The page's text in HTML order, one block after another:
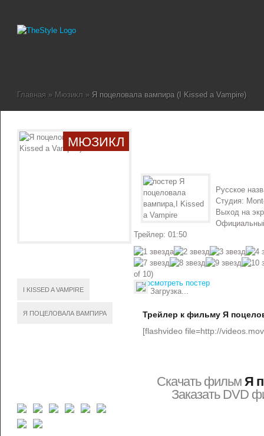
Главная » Мюзикл » Я поцеловала вампира (I Kissed a Vampire)
МЮЗИКЛ
I KISSED A VAMPIRE
Я ПОЦЕЛОВАЛА ВАМПИРА
Русское
Студия:
Выход на
Трейлер: 01:50
of 10)
Загрузка...
посмотреть постер
Трейлер к фильму Я
[flashvideo file=http://
Скачать фильм Я
Заказать DVD